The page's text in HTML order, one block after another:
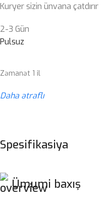
Kuryer sizin ünvana çatdırır
2-3 Gün
Pulsuz
Zəmanət 1 il
Daha ətraflı
Spesifikasiya
Ümumi baxış